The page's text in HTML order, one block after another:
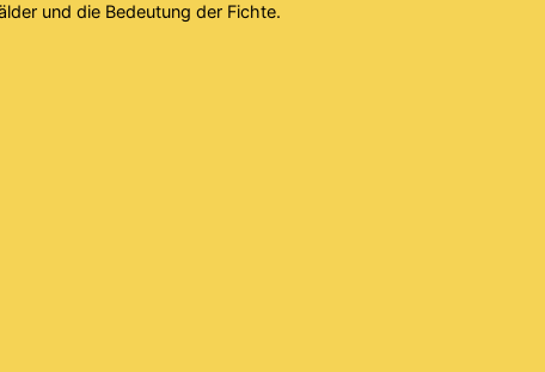
und die Bedeutung der Fichte.